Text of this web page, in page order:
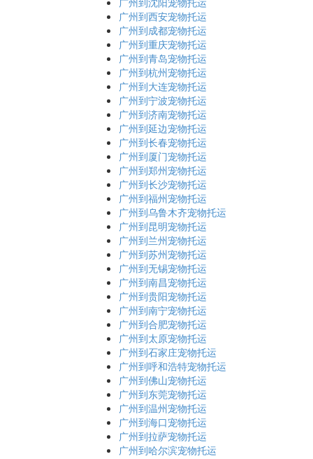
广州到西安宠物托运
广州到成都宠物托运
广州到重庆宠物托运
广州到青岛宠物托运
广州到杭州宠物托运
广州到大连宠物托运
广州到宁波宠物托运
广州到济南宠物托运
广州到延边宠物托运
广州到长春宠物托运
广州到厦门宠物托运
广州到郑州宠物托运
广州到长沙宠物托运
广州到福州宠物托运
广州到乌鲁木齐宠物托运
广州到昆明宠物托运
广州到兰州宠物托运
广州到苏州宠物托运
广州到无锡宠物托运
广州到南昌宠物托运
广州到贵阳宠物托运
广州到南宁宠物托运
广州到合肥宠物托运
广州到太原宠物托运
广州到石家庄宠物托运
广州到呼和浩特宠物托运
广州到佛山宠物托运
广州到东莞宠物托运
广州到温州宠物托运
广州到海口宠物托运
广州到拉萨宠物托运
广州到哈尔滨宠物托运